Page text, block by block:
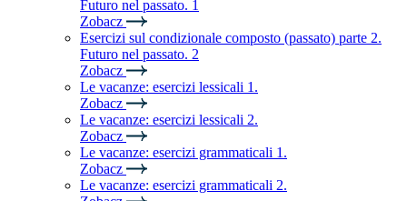
Futuro nel passato. 1
Zobacz
Esercizi sul condizionale composto (passato) parte 2.
Futuro nel passato. 2
Zobacz
Le vacanze: esercizi lessicali 1.
Zobacz
Le vacanze: esercizi lessicali 2.
Zobacz
Le vacanze: esercizi grammaticali 1.
Zobacz
Le vacanze: esercizi grammaticali 2.